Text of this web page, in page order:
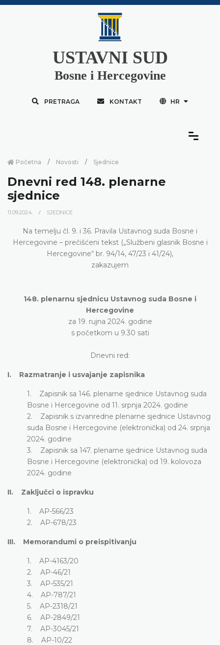
USTAVNI SUD
Bosne i Hercegovine
PRETRAGA KONTAKT HR
Početna Novosti Sjednice
Dnevni red 148. plenarne
sjednice
11.09.2024. SJEDNICE
Na temelju čl. 9. i 36. Pravila Ustavnog suda Bosne i
Hercegovine – prečišćeni tekst („Službeni glasnik Bosne i
Hercegovine“ br. 94/14, 47/23 i 41/24),
zakazujem
148. plenarnu sjednicu Ustavnog suda Bosne i
Hercegovine
za 19. rujna 2024. godine
s početkom u 9.30 sati
Dnevni red:
I. Razmatranje i usvajanje zapisnika
1. Zapisnik sa 146. plenarne sjednice Ustavnog suda
Bosne i Hercegovine od 11. srpnja 2024. godine
2. Zapisnik s izvanredne plenarne sjednice Ustavnog
suda Bosne i Hercegovine (elektronička) od 24. srpnja
2024. godine
3. Zapisnik sa 147. plenarne sjednice Ustavnog suda
Bosne i Hercegovine (elektronička) od 19. kolovoza
2024. godine
II. Zaključci o ispravku
1. AP-566/23
2. AP-678/23
III. Memorandumi o preispitivanju
1. AP-4163/20
2. AP-46/21
3. AP-535/21
4. AP-787/21
5. AP-2318/21
6. AP-2849/21
7. AP-3045/21
8. AP-10/22